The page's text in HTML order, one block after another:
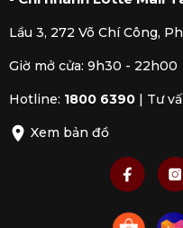
Lầu 3, 272 Võ Chí Công,
Giờ mở cửa: 9h30 - 22h00
Hotline: 1800 6390 | Tư
Xem bản đồ